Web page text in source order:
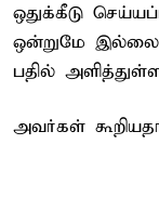
ஒதுக்கீடு
ஒன்றுமே
பதில்
அவர்கள்